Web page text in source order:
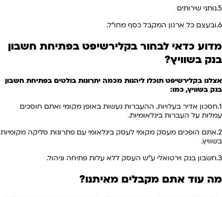
5.נותני שירותים
6.ובעצם כל ארגון המקבל כסף מחו"ל.
מדוע כדאי לבחור בקלירשיפט בפתיחת חשבון
בנק בשוויץ?
אצלנו בקלירשיפט תוכלו ליהנות מכמה יתרונות בולטים בפתיחת חשבון
בנק בשוויץ, כמו:
1.חסכון אדיר בעלויות. ההעברות נעשות באופן מקומי ואתם חוסכים
עמלות על העברות בינלאומיות.
2.אתם הופכים מעסק מקומי לעסק בינלאומי עם פתרונות סליקה מקומיות
בשוויץ.
3.חשבון בנק וירטואלי ע"ש העסק ללא עלות פתיחה וניהול.
מה עוד אתם מקבלים מאיתנו?